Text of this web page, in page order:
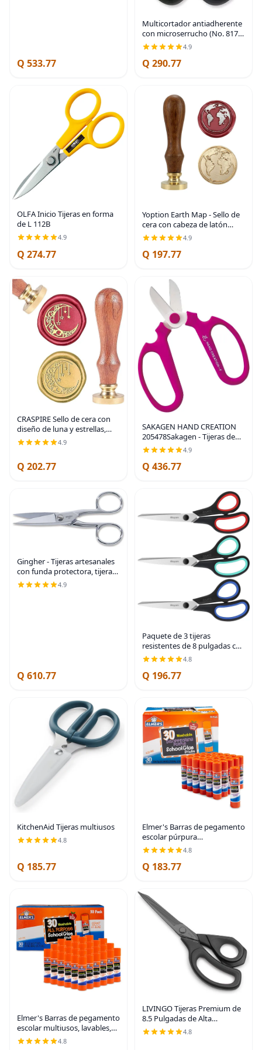
Q 533.77
Multicortador antiadherente
con microserrucho (No. 817),
Tim Holtz, de titanio, 9,5
pulgadas (No. 819) y pico
retráctil ( No. 372)
4.9
Q 290.77
OLFA Inicio Tijeras en forma
de L 112B
4.9
Q 274.77
Yoption Earth Map - Sello de
cera con cabeza de latón
vintage con mango de
madera, sello de cera para
invitaciones de boda, sobres,
4.9
Q 197.77
CRASPIRE Sello de cera con
diseño de luna y estrellas,
estilo vintage, bohemio, 0.98
pulgadas, sello de latón
madera para
4.9
Q 202.77
SAKAGEN HAND CREATION
205478Sakagen - Tijeras de
flores para crear a mano F-
170 (violeta, 6.693 in)
4.9
Q 436.77
Gingher - Tijeras artesanales
con funda protectora, tijeras
de borde de cuchillo de 5
pulgadas para cortar tela,
4.9
Q 610.77
Paquete de 3 tijeras
resistentes de 8 pulgadas con
cuchillas ultra afiladas y asas
de agarre cómodo, para
oficina, hogar, escuela,
4.8
Q 196.77
KitchenAid Tijeras multiusos
4.8
Q 185.77
Elmer's Barras de pegamento
escolar púrpura
desaparecidas, lavables, 0.27
onzas, 30 unidades, pósters,
regreso a la escuela, paquete
4.8
Q 183.77
Elmer's Barras de pegamento
escolar multiusos, lavables,
0.76 onzas, 30 unidades, artes
y manualidades, marca #1
4.8
LIVINGO Tijeras Premium de
8.5 Pulgadas de Alta
Resistencia, de Acero
Inoxidable Forjado con
4.8